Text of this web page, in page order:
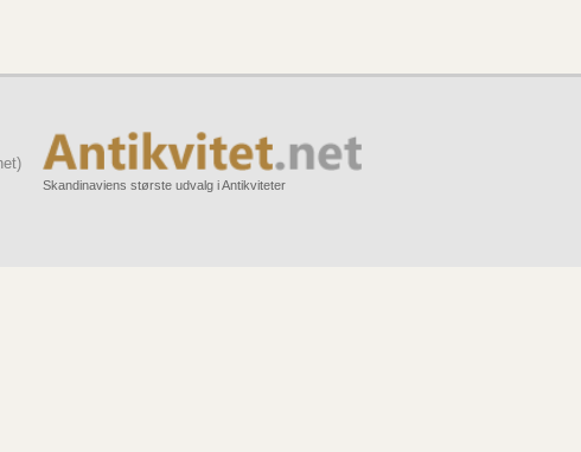
Skandinaviens største udvalg i Antikviteter